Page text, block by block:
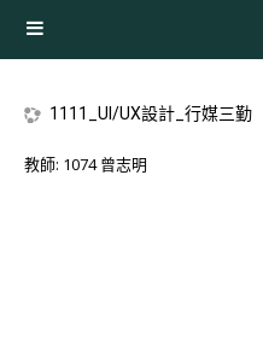
側板
1111_UI/UX設計_行媒三勤
教師: 1074 曾志明